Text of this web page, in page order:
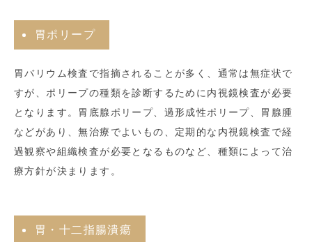
胃ポリープ
胃バリウム検査で指摘されることが多く、通常は無症状で
すが、ポリープの種類を診断するために内視鏡検査が必要
となります。胃底腺ポリープ、過形成性ポリープ、胃腺腫
などがあり、無治療でよいもの、定期的な内視鏡検査で経
過観察や組織検査が必要となるものなど、種類によって治
療方針が決まります。
胃・十二指腸潰瘍